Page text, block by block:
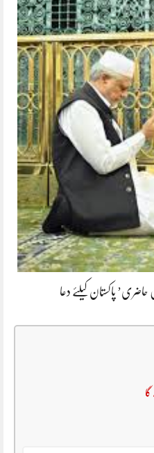
پاکستان کیلئے دعا